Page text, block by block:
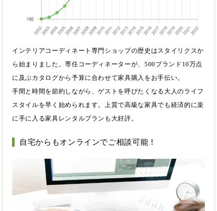
インテリアコーディネート専門ショップの歴史はスタイリクスか
ら始まりました。専任コーディネーターが、500ブランド10万点
に及ぶカタログから予算に合わせて家具購入をお手伝い。
手間と時間を節約しながら、ゲストを呼びたくなる大人のライフ
スタイルを早く始められます。上質で高級な家具でも経済的に楽
に手に入る家具レンタルプランも大好評。
自宅からもオンラインでご相談可能！